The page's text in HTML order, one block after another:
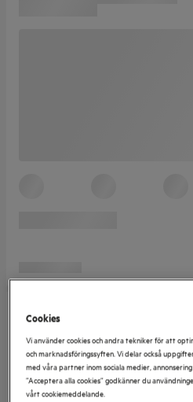
Cookies
Vi använder cookies och andra tekniker för att
och marknadsföringssyften. Vi delar också
med våra partner inom sociala medier,
”Acceptera alla cookies” godkänner du
vårt cookiemeddelande.